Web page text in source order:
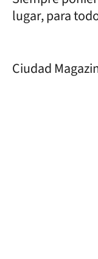
lugar, para
Ciudad